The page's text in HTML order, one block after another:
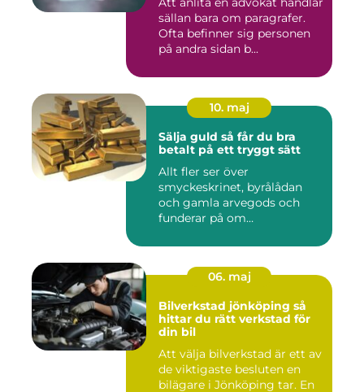
sällan bara om paragrafer.
Ofta befinner sig personen
på andra sidan b...
10. maj
Sälja guld så får du bra
betalt på ett tryggt sätt
Allt fler ser över
smyckeskrinet, byrålådan
och gamla arvegods och
funderar på om
06. maj
Bilverkstad jönköping så
hittar du rätt verkstad för
din bil
Att välja bilverkstad är ett av
de viktigaste besluten en
bilägare i Jönköping tar. En